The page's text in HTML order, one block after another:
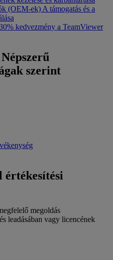
(OEM-ek) A támogatás és a
kedvezmény a TeamViewer
Népszerű
szerint
értékesítési
megoldás
leadásában vagy licencének